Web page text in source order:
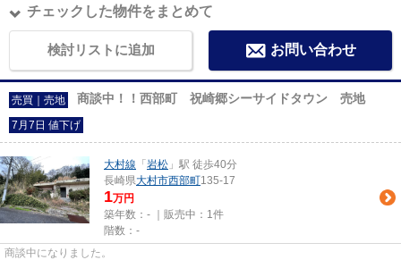
チェックした物件をまとめて
検討リストに追加 お問い合わせ
売買｜売地 商談中！！西部町 祝崎郷シーサイドタウン 売地
7月7日 値下げ
大村線 「 岩松 」駅 徒歩40分
長崎県大村市西部町135-17
1万円
築年数：- ｜販売中： 1件
階数：-
商談中になりました。